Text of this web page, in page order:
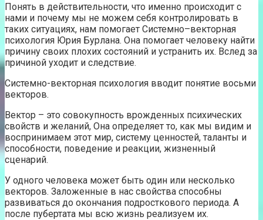
Понять в действительности, что именно происходит с
нами и почему мы не можем себя контролировать в
таких ситуациях, нам помогает Системно–векторная
психология Юрия Бурлана. Она помогает человеку найти
причину своих плохих состояний и устранить их. Вслед за
причиной уходит и следствие.
Системно-векторная психология вводит понятие восьми
векторов.
Вектор – это совокупность врожденных психических
свойств и желаний, Она определяет то, как мы видим и
воспринимаем этот мир, систему ценностей, таланты и
способности, поведение и реакции, жизненный
сценарий.
У одного человека может быть один или несколько
векторов. Заложенные в нас свойства способны
развиваться до окончания подросткового периода. А
после пубертата мы всю жизнь реализуем их.